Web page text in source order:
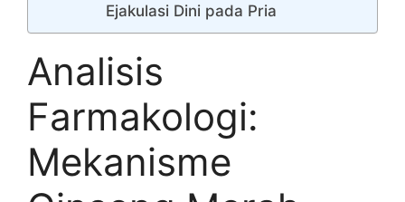
Ejakulasi Dini pada Pria
Analisis
Farmakologi:
Mekanisme